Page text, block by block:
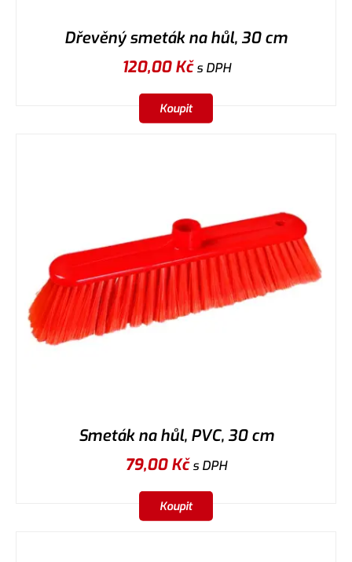
Dřevěný smeták na hůl, 30 cm
120,00Kčs DPH
Koupit
Smeták na hůl, PVC, 30 cm
79,00Kčs DPH
Koupit